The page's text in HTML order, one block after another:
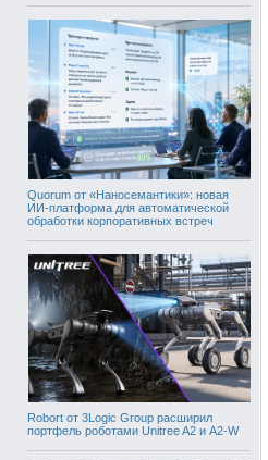
Quorum от «Наносемантики»: новая
ИИ-платформа для автоматической
обработки корпоративных встреч
Robort от 3Logic Group расширил
портфель роботами Unitree A2 и A2-W